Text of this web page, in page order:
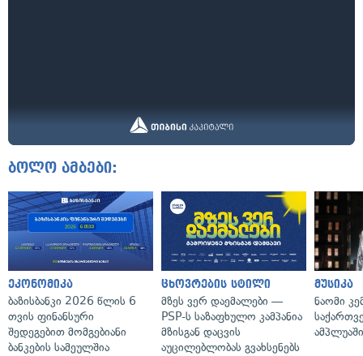
ბოლო ამბები:
ეკონომიკა
ბაზისბანკი 2026 წლის 6
თვის ფინანსური
შედეგებით მომგებიანი
ბანკების სამეულშია
ცხოვრების სტილი
მზეს ვერ დაემალები —
PSP-ს საზაფხულო კამპანია
მზისგან დაცვის
აუცილებლობას გვახსენებს
მუსიკა
ნაომი